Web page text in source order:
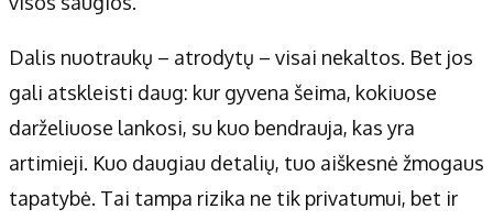
Dalis nuotraukų – atrodytų – visai nekaltos. Bet jos
gali atskleisti daug: kur gyvena šeima, kokiuose
darželiuose lankosi, su kuo bendrauja, kas yra
artimieji. Kuo daugiau detalių, tuo aiškesnė žmogaus
tapatybė. Tai tampa rizika ne tik privatumui, bet ir